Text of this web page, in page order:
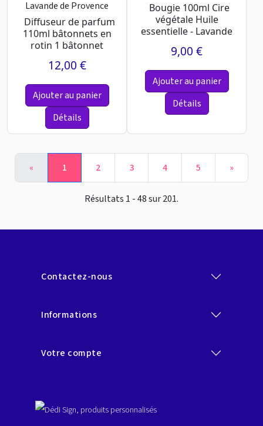
Diffuseur de parfum
110ml bâtonnets en
rotin 1 bâtonnet
Lavan...
12,00 €
Ajouter au panier
Détails
Bougie 100ml Cire
végétale Huile
essentielle - Lavande
9,00 €
Ajouter au panier
Détails
« 1 2 3 4 5 »
Résultats 1 - 48 sur 201.
Contactez-nous
Informations
Votre compte